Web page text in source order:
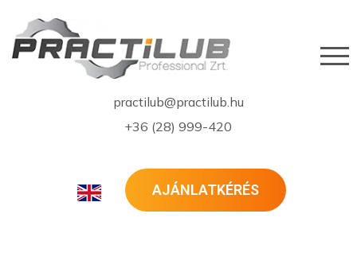
practilub@practilub.hu
+36 (28) 999-420
AJÁNLATKÉRÉS